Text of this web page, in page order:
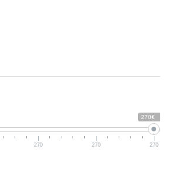
270€
270 270 270